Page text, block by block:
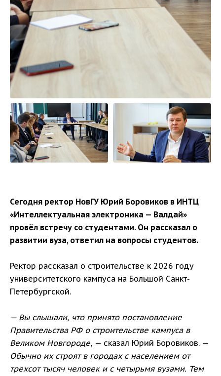
Сегодня ректор НовГУ Юрий Боровиков в ИНТЦ
«Интеллектуальная электроника — Валдай»
провёл встречу со студентами. Он рассказал о
развитии вуза, ответил на вопросы студентов.
Ректор рассказал о строительстве к 2026 году
университетского кампуса на Большой Санкт-
Петербургской.
— Вы слышали, что принято постановление
Правительства РФ о строительстве кампуса в
Великом Новгороде, — сказал Юрий Боровиков. —
Обычно их строят в городах с населением от
трехсот тысяч человек и с четырьмя вузами. Тем